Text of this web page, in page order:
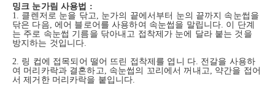
밍크 눈가림 사용법 :
1. 클렌저로 눈을 닦고, 눈가의 끝에서부터 눈의 끝까지 속눈썹을
닦은 다음, 에어 블로어를 사용하여 속눈썹을 말립니다. 이 단계
는 주로 속눈썹 기름을 닦아내고 접착제가 눈에 달라 붙는 것을
방지하는 것입니다.
2. 링 컵에 접목되어 떨어 뜨린 접착제를 엽니 다. 전갈을 사용하
여 머리카락과 결혼하고, 속눈썹의 꼬리에서 꺼내고, 약간을 접어
서 제거한 머리카락을 붙입니다.